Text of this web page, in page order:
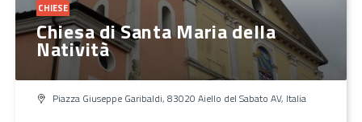
CHIESE
Chiesa di Santa Maria della
Natività
Piazza Giuseppe Garibaldi, 83020 Aiello del Sabato AV, Italia